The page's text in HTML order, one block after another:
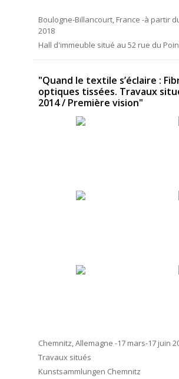
Boulogne-Billancourt, France -à partir
2018
Hall d'immeuble situé au 52 rue du
"Quand le textile s’éclaire :
optiques tissées. Travaux
2014 / Première vision"
Chemnitz, Allemagne -17 mars-17 juin
Travaux situés
Kunstsammlungen Chemnitz